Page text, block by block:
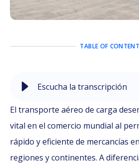
TABLE OF
Escucha la transcripción
El transporte aéreo de carga
vital en el comercio mundial al
rápido y eficiente de mercancías
regiones y continentes. A